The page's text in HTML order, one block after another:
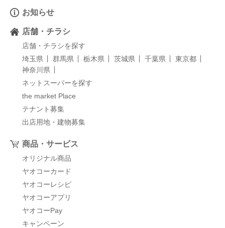
お知らせ
店舗・チラシ
店舗・チラシを探す
埼玉県
群馬県 栃木県 茨城県 千葉県
東京都
神奈川県
ネットスーパーを探す
the market Place
テナント募集
出店用地・建物募集
商品・サービス
オリジナル商品
ヤオコーカード
ヤオコーレシピ
ヤオコーアプリ
ヤオコーPay
キャンペーン